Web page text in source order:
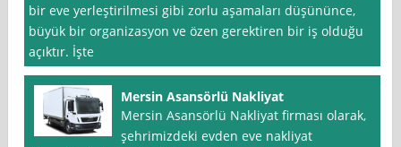
bir eve yerleştirilmesi gibi zorlu aşamaları düşününce,
büyük bir organizasyon ve özen gerektiren bir iş olduğu
açıktır. İşte
Mersin Asansörlü Nakliyat
Mersin Asansörlü Nakliyat firması olarak,
şehrimizdeki evden eve nakliyat